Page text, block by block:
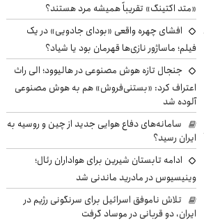
«متد اکتینگ» تقریباً همیشه مرد هستند؟
افشای چهره واقعی «بودای جادویی» در یک
فیلم؛ ماساژور نازی‌ها قهرمان بود یا شیاد؟
جنجال تازه هوش مصنوعی در هالیوود؛ الی راث
اعتراف کرد: «بستنی‌فروش» هم به هوش مصنوعی
آلوده شد
سامانه‌های دفاع هوایی جدید از چین و روسیه به
ایران رسید؟
ادامه تابستان شیرین برای هواداران رئال؛
وینیسیوس در مادرید ماندنی شد
تلاش ناموفق اسرائیل برای سرنگونی رژیم در
ایران، دو قربانی در موساد گرفت